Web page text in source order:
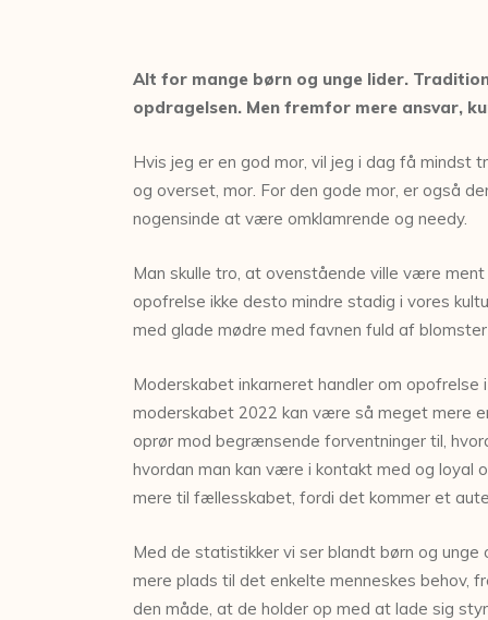
Alt for mange børn og unge lider.
opdragelsen. Men fremfor mere ansvar,
Hvis jeg er en god mor, vil jeg i dag få mindst
og overset, mor. For den gode mor, er også
nogensinde at være omklamrende og needy.
Man skulle tro, at ovenstående ville være
opofrelse ikke desto mindre stadig i vores
med glade mødre med favnen fuld af
Moderskabet inkarneret handler om
moderskabet 2022 kan være så meget mere
oprør mod begrænsende forventninger til,
hvordan man kan være i kontakt med og loyal
mere til fællesskabet, fordi det kommer et
Med de statistikker vi ser blandt børn og
mere plads til det enkelte menneskes
den måde, at de holder op med at lade sig